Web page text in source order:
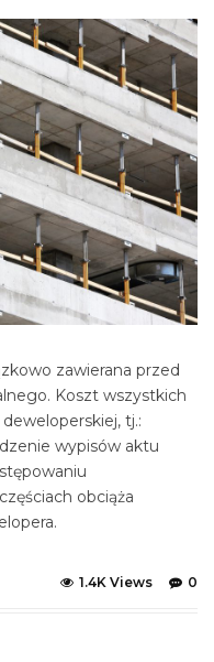
zawierana przed
Koszt wszystkich
tj.:
wypisów aktu
obciąża
0
1.4K Views